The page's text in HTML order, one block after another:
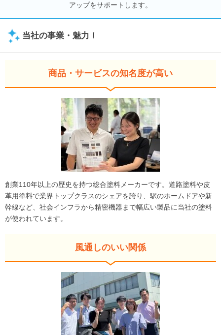
アップをサポートします。
当社の事業・魅力！
商品・サービスの知名度が高い
創業110年以上の歴史を持つ総合塗料メーカーです。道路塗料や皮
革用塗料で業界トップクラスのシェアを誇り、駅のホームドアや新
幹線など、社会インフラから精密機器まで幅広い製品に当社の塗料
が使われています。
風通しのいい関係